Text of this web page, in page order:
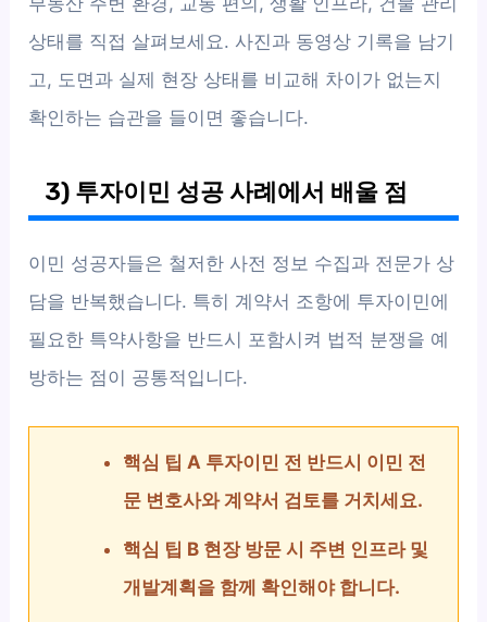
상태를 직접 살펴보세요. 사진과 동영상 기록을 남기
고, 도면과 실제 현장 상태를 비교해 차이가 없는지
확인하는 습관을 들이면 좋습니다.
3) 투자이민 성공 사례에서 배울 점
이민 성공자들은 철저한 사전 정보 수집과 전문가 상
담을 반복했습니다. 특히 계약서 조항에 투자이민에
필요한 특약사항을 반드시 포함시켜 법적 분쟁을 예
방하는 점이 공통적입니다.
핵심 팁 A 투자이민 전 반드시 이민 전
문 변호사와 계약서 검토를 거치세요.
핵심 팁 B 현장 방문 시 주변 인프라 및
개발계획을 함께 확인해야 합니다.